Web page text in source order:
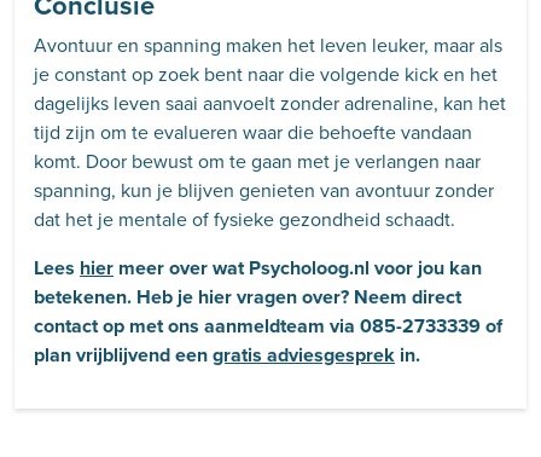
Avontuur en spanning maken het leven leuker, maar als
je constant op zoek bent naar die volgende kick en het
dagelijks leven saai aanvoelt zonder adrenaline, kan het
tijd zijn om te evalueren waar die behoefte vandaan
komt. Door bewust om te gaan met je verlangen naar
spanning, kun je blijven genieten van avontuur zonder
dat het je mentale of fysieke gezondheid schaadt.
Lees hier meer over wat Psycholoog.nl voor jou kan
betekenen. Heb je hier vragen over? Neem direct
contact op met ons aanmeldteam via 085-2733339 of
plan vrijblijvend eengratis adviesgesprek in.